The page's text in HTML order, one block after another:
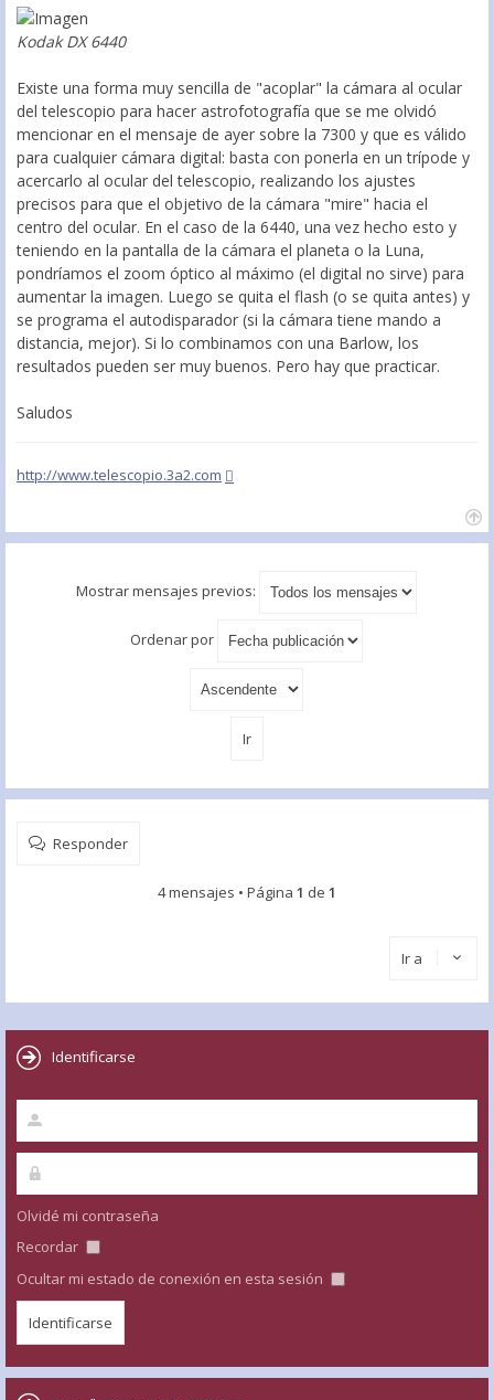
Kodak DX 6440
Existe una forma muy sencilla de "acoplar" la cámara al ocular
del telescopio para hacer astrofotografía que se me olvidó
mencionar en el mensaje de ayer sobre la 7300 y que es válido
para cualquier cámara digital: basta con ponerla en un trípode y
acercarlo al ocular del telescopio, realizando los ajustes
precisos para que el objetivo de la cámara "mire" hacia el
centro del ocular. En el caso de la 6440, una vez hecho esto y
teniendo en la pantalla de la cámara el planeta o la Luna,
pondríamos el zoom óptico al máximo (el digital no sirve) para
aumentar la imagen. Luego se quita el flash (o se quita antes) y
se programa el autodisparador (si la cámara tiene mando a
distancia, mejor). Si lo combinamos con una Barlow, los
resultados pueden ser muy buenos. Pero hay que practicar.
Saludos
http://www.telescopio.3a2.com
Mostrar mensajes previos:
Ordenar por
Responder
4 mensajes • Página 1 de 1
Ir a
Identificarse
Olvidé mi contraseña
Recordar
Ocultar mi estado de conexión en esta sesión